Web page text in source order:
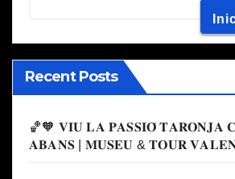
Recent Posts
🏀🧡 𝐕𝐈𝐔 𝐋𝐀 𝐏𝐀𝐒𝐒𝐈𝐎́ 𝐓𝐀𝐑𝐎𝐍𝐉𝐀
𝐀𝐁𝐀𝐍𝐒 | 𝐌𝐔𝐒𝐄𝐔 & 𝐓𝐎𝐔𝐑